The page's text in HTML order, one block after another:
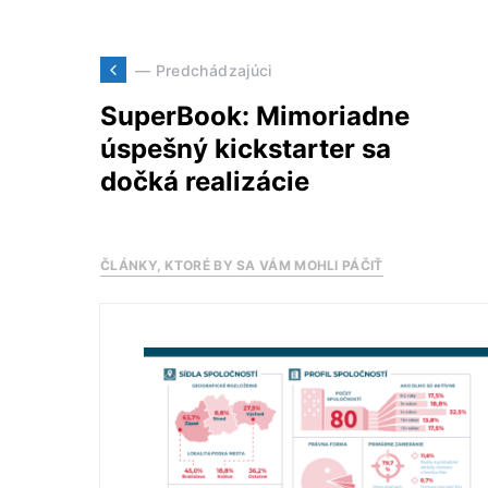
— Predchádzajúci
SuperBook: Mimoriadne
úspešný kickstarter sa
dočká realizácie
ČLÁNKY, KTORÉ BY SA VÁM MOHLI PÁČIŤ